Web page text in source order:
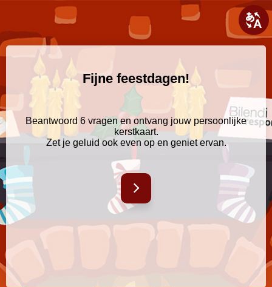
Fijne feestdagen!
Beantwoord 6 vragen en ontvang jouw persoonlijke
kerstkaart.
Zet je geluid ook even op en geniet ervan.